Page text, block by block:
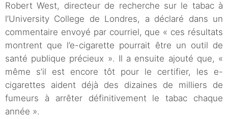
Robert West, directeur de recherche sur le tabac à
l’University College de Londres, a déclaré dans un
commentaire envoyé par courriel, que « ces résultats
montrent que l’e-cigarette pourrait être un outil de
santé publique précieux ». Il a ensuite ajouté que, «
même s’il est encore tôt pour le certifier, les e-
cigarettes aident déjà des dizaines de milliers de
fumeurs à arrêter définitivement le tabac chaque
année ».